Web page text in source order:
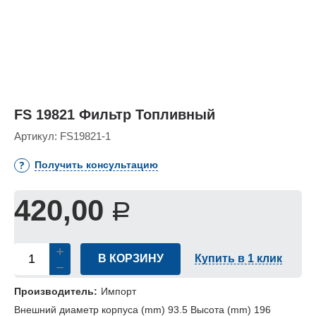
FS 19821 Фильтр Топливный
Артикул: FS19821-1
Получить консультацию
420,00 Р
В КОРЗИНУ Купить в 1 клик
Производитель: Импорт
Внешний диаметр корпуса (mm) 93.5 Высота (mm) 196